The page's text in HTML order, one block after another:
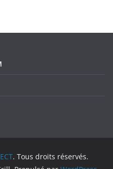
. Tous droits réservés.